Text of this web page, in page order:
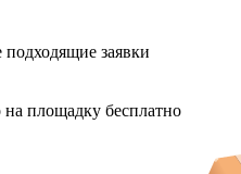
подходящие заявки
на площадку бесплатно